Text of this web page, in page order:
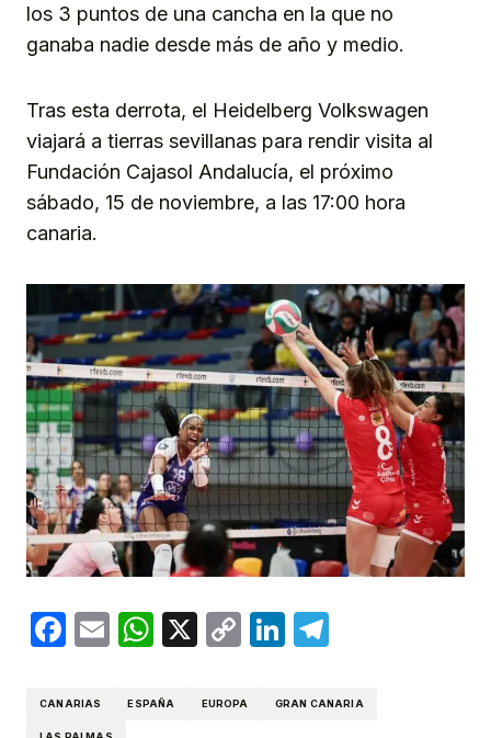
los 3 puntos de una cancha en la que no
ganaba nadie desde más de año y medio.
Tras esta derrota, el Heidelberg Volkswagen
viajará a tierras sevillanas para rendir visita al
Fundación Cajasol Andalucía, el próximo
sábado, 15 de noviembre, a las 17:00 hora
canaria.
Facebook
EmailWhatsApp
X
CopyLinkedIn
CANARIAS ESPAÑA EUROPA GRAN CANARIA